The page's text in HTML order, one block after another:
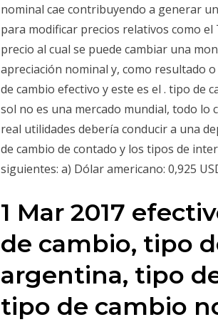
nominal cae contribuyendo a generar
para modificar precios relativos como
precio al cual se puede cambiar una
apreciación nominal y, como resultado
de cambio efectivo y este es el . tipo de
sol no es una mercado mundial, todo lo
real utilidades debería conducir a una
de cambio de contado y los tipos de
siguientes: a) Dólar americano: 0,925
1 Mar 2017
de cambio, tipo
argentina, tipo
tipo de cambio